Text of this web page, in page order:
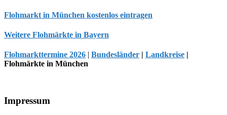
Flohmarkt in München kostenlos eintragen
Weitere Flohmärkte in Bayern
Flohmarkttermine 2026 | Bundesländer | Landkreise |
Flohmärkte in München
Footer
Impressum